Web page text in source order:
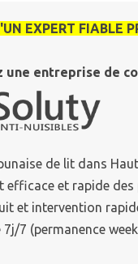
EXPERT FIABLE
une entreprise de
de lit dans
efficace et rapide des
et intervention
7 (permanence